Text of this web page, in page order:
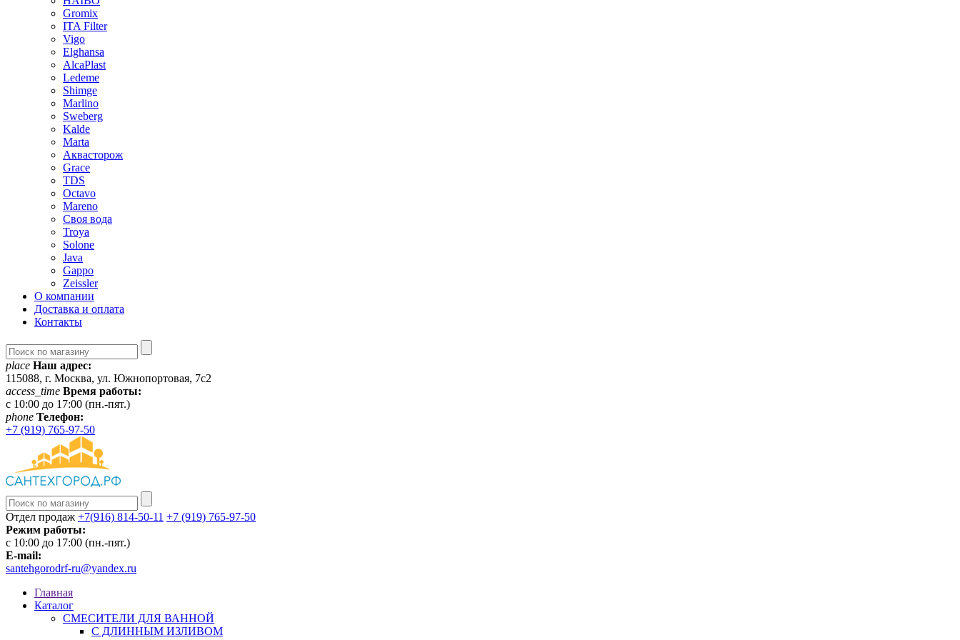
Gromix
ITA Filter
Vigo
Elghansa
AlcaPlast
Ledeme
Shimge
Marlino
Sweberg
Kalde
Marta
Аквасторож
Grace
TDS
Octavo
Mareno
Своя вода
Troya
Solone
Java
Gappo
Zeissler
О компании
Доставка и оплата
Контакты
place Наш адрес:
115088, г. Москва, ул. Южнопортовая, 7с2
access_time Время работы:
c 10:00 до 17:00 (пн.-пят.)
phone Телефон:
+7 (919) 765-97-50
Отдел продаж +7(916) 814-50-11 +7 (919) 765-97-50
Режим работы:
c 10:00 до 17:00 (пн.-пят.)
E-mail:
santehgorodrf-ru@yandex.ru
Главная
Каталог
СМЕСИТЕЛИ ДЛЯ ВАННОЙ
С ДЛИННЫМ ИЗЛИВОМ